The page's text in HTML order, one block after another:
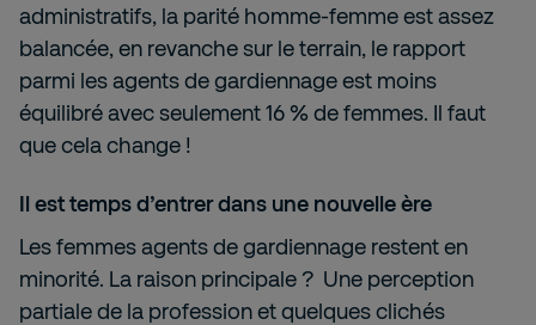
administratifs, la parité homme-femme est assez
balancée, en revanche sur le terrain, le rapport
parmi les agents de gardiennage est moins
équilibré avec seulement 16 % de femmes. Il faut
que cela change !
Il est temps d’entrer dans une nouvelle ère
Les femmes agents de gardiennage restent en
minorité. La raison principale ? Une perception
partiale de la profession et quelques clichés